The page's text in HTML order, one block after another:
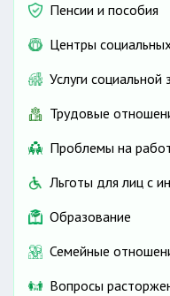
Пенсии и пособия
Центры
Услуги социальной
Трудовые
Проблемы на
Льготы для лиц с
Образование
Семейные
Вопросы